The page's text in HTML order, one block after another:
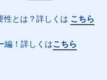
性とは？詳しくは こちら
編！詳しくはこちら